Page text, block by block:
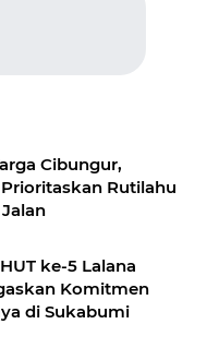
Cibungur,
Rutilahu
ke-5 Lalana
Komitmen
di Sukabumi